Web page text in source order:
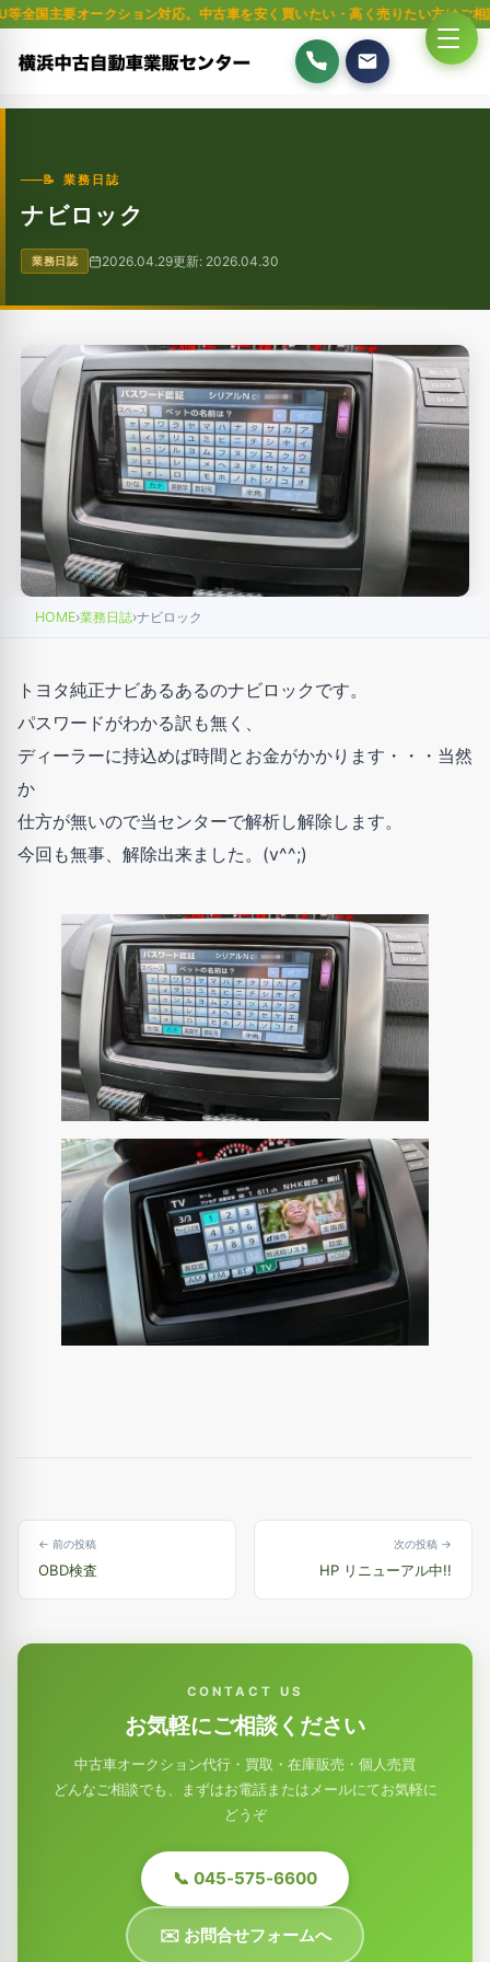
ション対応。中古車を安く買いたい・高く売りたい方はご相談ください
📝 業務日誌
ナビロック
業務日誌 2026.04.29更新: 2026.04.30
HOME›業務日誌›ナビロック
トヨタ純正ナビあるあるのナビロックです。
パスワードがわかる訳も無く、
ディーラーに持込めば時間とお金がかかります・・・当然
か
仕方が無いので当センターで解析し解除します。
今回も無事、解除出来ました。(v^^;)
← 前の投稿
OBD検査
次の投稿 →
HP リニューアル中!!
CONTACT US
お気軽にご相談ください
中古車オークション代行・買取・在庫販売・個人売買
どんなご相談でも、まずはお電話またはメールにてお気軽に
どうぞ
📞 045-575-6600
✉️ お問合せフォームへ